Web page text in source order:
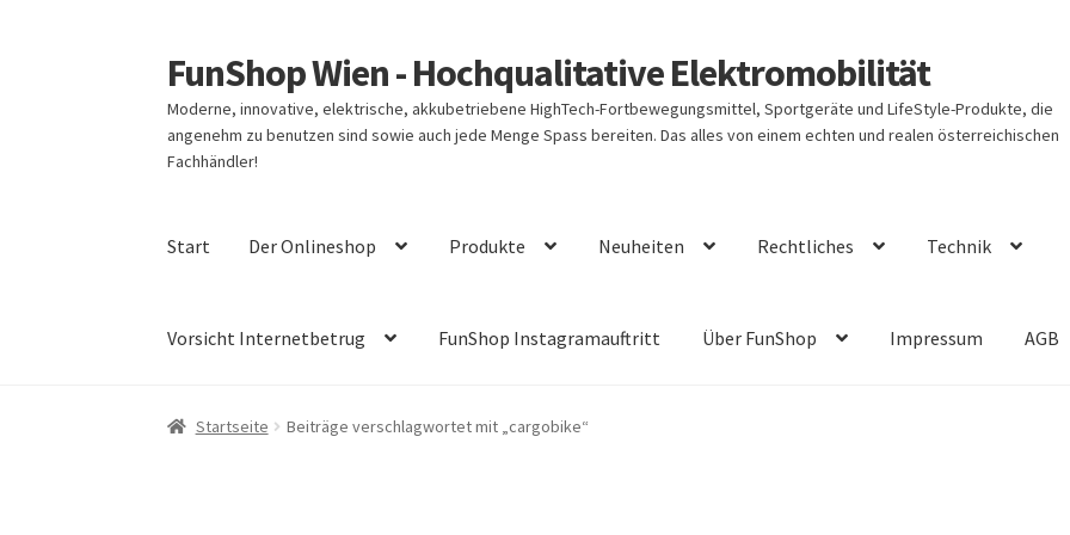
Zur
Navigation
springen
Zum
Inhalt
springen
FunShop Wien - Hochqualitative Elektromobilität
Moderne, innovative, elektrische, akkubetriebene HighTech-Fortbewegungsmittel, Sportgeräte und LifeStyle-Produkte, die
angenehm zu benutzen sind sowie auch jede Menge Spass bereiten. Das alles von einem echten und realen österreichischen
Fachhändler!
Start Der Onlineshop Produkte Neuheiten Rechtliches Technik
Vorsicht Internetbetrug FunShop Instagramauftritt Über FunShop Impressum AGB
Startseite Beiträge verschlagwortet mit „cargobike“